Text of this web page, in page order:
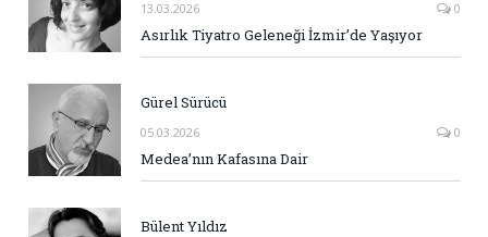
13.03.2026 0
Asırlık Tiyatro Geleneği İzmir’de Yaşıyor
Gürel Sürücü
05.03.2026 0
Medea’nın Kafasına Dair
Bülent Yıldız